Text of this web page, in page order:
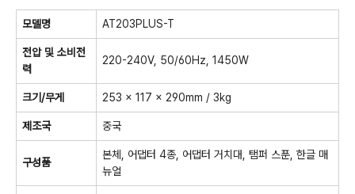
모델명 AT203PLUS-T
전압 및 소비전
력
220-240V, 50/60Hz, 1450W
크기/무게 253 x 117 x 290mm / 3kg
제조국 중국
구성품
본체, 어댑터 4종, 어댑터 거치대, 탬퍼 스푼, 한글 매
뉴얼